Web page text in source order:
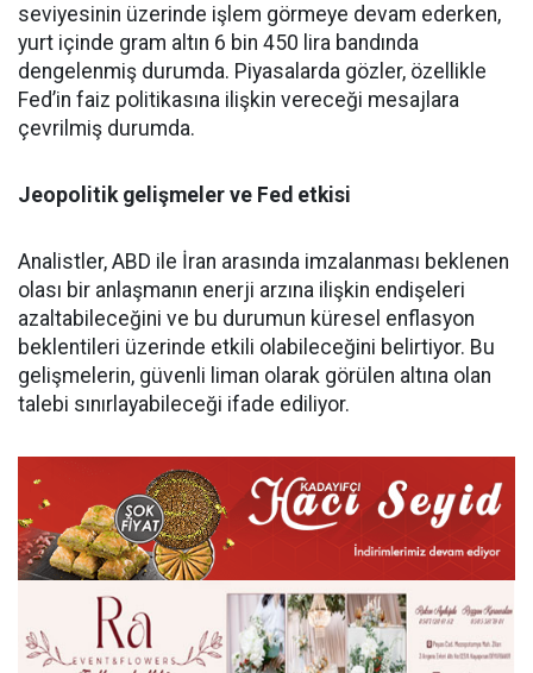
seviyesinin üzerinde işlem görmeye devam ederken,
yurt içinde gram altın 6 bin 450 lira bandında
dengelenmiş durumda. Piyasalarda gözler, özellikle
Fed’in faiz politikasına ilişkin vereceği mesajlara
çevrilmiş durumda.
Jeopolitik gelişmeler ve Fed etkisi
Analistler, ABD ile İran arasında imzalanması beklenen
olası bir anlaşmanın enerji arzına ilişkin endişeleri
azaltabileceğini ve bu durumun küresel enflasyon
beklentileri üzerinde etkili olabileceğini belirtiyor. Bu
gelişmelerin, güvenli liman olarak görülen altına olan
talebi sınırlayabileceği ifade ediliyor.